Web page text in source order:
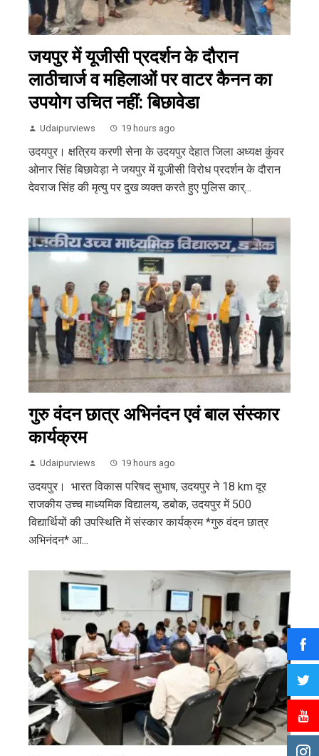
जयपुर में यूजीसी प्रदर्शन के दौरान
लाठीचार्ज व महिलाओं पर वाटर कैनन का
उपयोग उचित नहीं: बिछावेडा
Udaipurviews 19 hours ago
उदयपुर। क्षत्रिय करणी सेना के उदयपुर देहात जिला अध्यक्ष कुंवर
ओनार सिंह बिछावेड़ा ने जयपुर में यूजीसी विरोध प्रदर्शन के दौरान
देवराज सिंह की मृत्यु पर दुख व्यक्त करते हुए पुलिस कार्...
गुरु वंदन छात्र अभिनंदन एवं बाल संस्कार
कार्यक्रम
Udaipurviews 19 hours ago
उदयपुर। भारत विकास परिषद सुभाष, उदयपुर ने 18 km दूर
राजकीय उच्च माध्यमिक विद्यालय, डबोक, उदयपुर में 500
विद्यार्थियों की उपस्थिति में संस्कार कार्यक्रम *गुरु वंदन छात्र
अभिनंदन* आ...